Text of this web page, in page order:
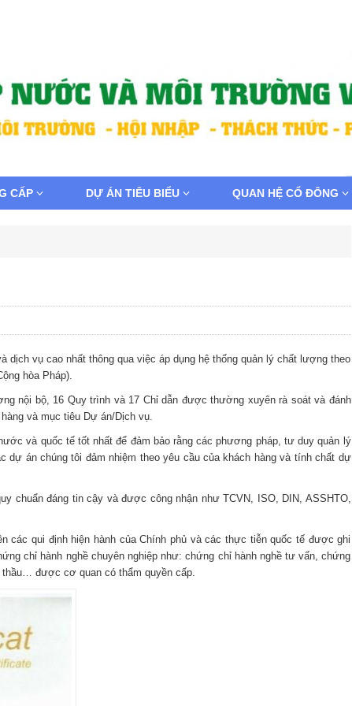
CẤP DỰ ÁN TIÊU BIỂU QUAN HỆ CỔ ĐÔNG
vụ cao nhất thông qua việc áp dụng hệ thống quản lý chất lượng theo
hòa Pháp).
bộ, 16 Quy trình và 17 Chỉ dẫn được thường xuyên rà soát và đánh
và mục tiêu Dự án/Dịch vụ.
quốc tế tốt nhất để đảm bảo rằng các phương pháp, tư duy quản lý
án chúng tôi đảm nhiệm theo yêu cầu của khách hàng và tính chất dự
đáng tin cậy và được công nhận như TCVN, ISO, DIN, ASSHTO,
định hiện hành của Chính phủ và các thực tiễn quốc tế được ghi
chỉ hành nghề chuyên nghiệp như: chứng chỉ hành nghề tư vấn, chứng
thầu… được cơ quan có thẩm quyền cấp.